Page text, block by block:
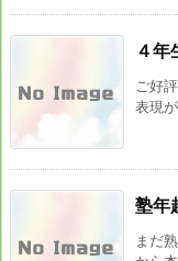
４年
ご好
表現
塾年
まだ